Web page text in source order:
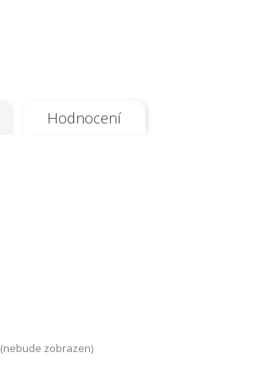
Hodnocení
(nebude zobrazen)